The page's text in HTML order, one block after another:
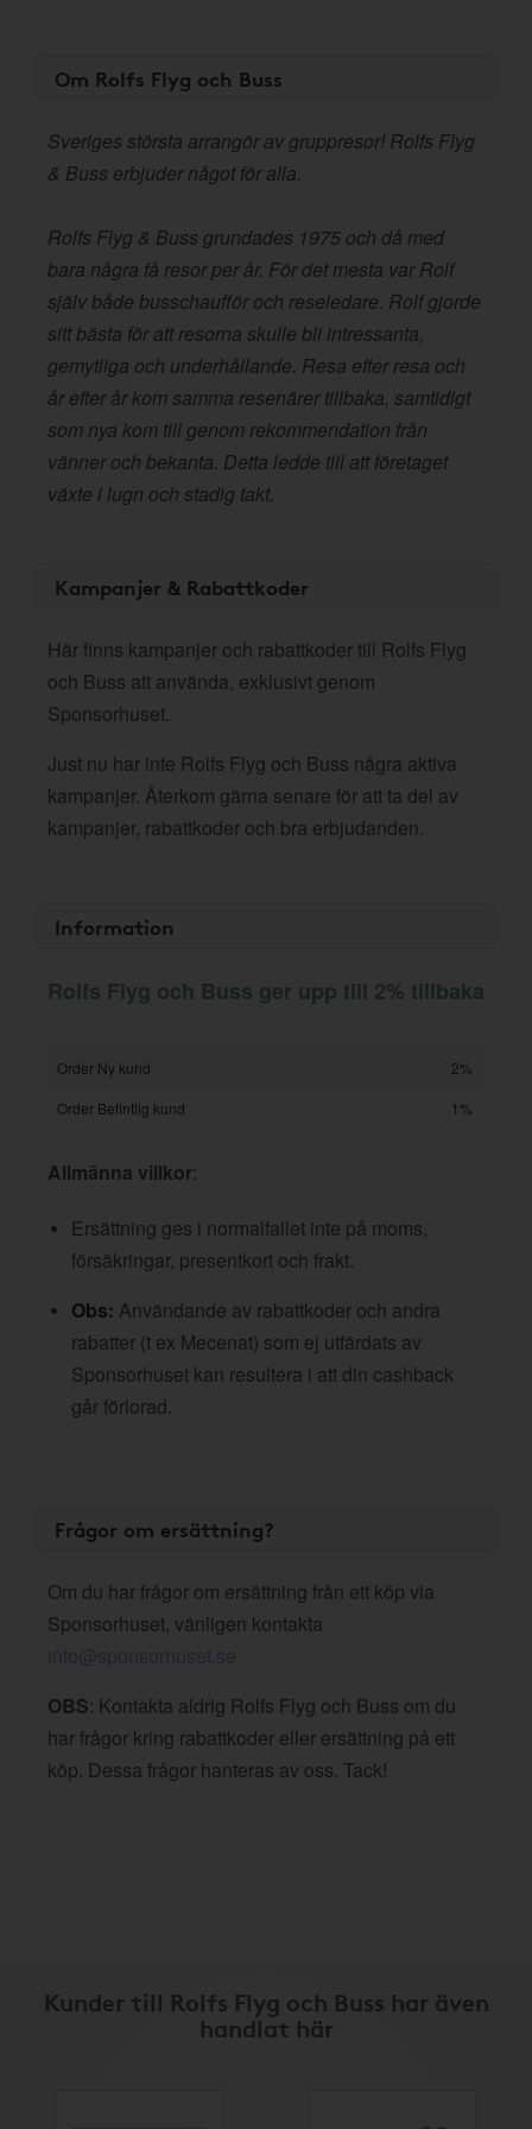
Om Rolfs Flyg och Buss
Sveriges största arrangör av gruppresor! Rolfs Flyg
& Buss erbjuder något för alla.
Rolfs Flyg & Buss grundades 1975 och då med
bara några få resor per år. För det mesta var Rolf
själv både busschaufför och reseledare. Rolf gjorde
sitt bästa för att resorna skulle bli intressanta,
gemytliga och underhållande. Resa efter resa och
år efter år kom samma resenärer tillbaka, samtidigt
som nya kom till genom rekommendation från
vänner och bekanta. Detta ledde till att företaget
växte i lugn och stadig takt.
Kampanjer & Rabattkoder
Här finns kampanjer och rabattkoder till Rolfs Flyg
och Buss att använda, exklusivt genom
Sponsorhuset.
Just nu har inte Rolfs Flyg och Buss några aktiva
kampanjer. Återkom gärna senare för att ta del av
kampanjer, rabattkoder och bra erbjudanden.
Information
Rolfs Flyg och Buss ger upp till 2% tillbaka
Order Ny kund
2%
Order Befintlig kund
1%
Allmänna villkor:
Ersättning ges i normalfallet inte på moms,
försäkringar, presentkort och frakt.
Obs: Användande av rabattkoder och andra
rabatter (t ex Mecenat) som ej utfärdats av
Sponsorhuset kan resultera i att din cashback
går förlorad.
Frågor om ersättning?
Om du har frågor om ersättning från ett köp via
Sponsorhuset, vänligen kontakta
info@sponsorhuset.se
OBS: Kontakta aldrig Rolfs Flyg och Buss om du
har frågor kring rabattkoder eller ersättning på ett
köp. Dessa frågor hanteras av oss. Tack!
Kunder till Rolfs Flyg och Buss har även
handlat här